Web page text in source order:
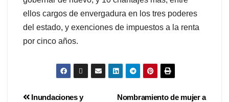
ellos cargos de envergadura en los tres poderes
del estado, y exenciones de impuestos a la renta
por cinco años.
Nombramiento de mujer a
Inundaciones y